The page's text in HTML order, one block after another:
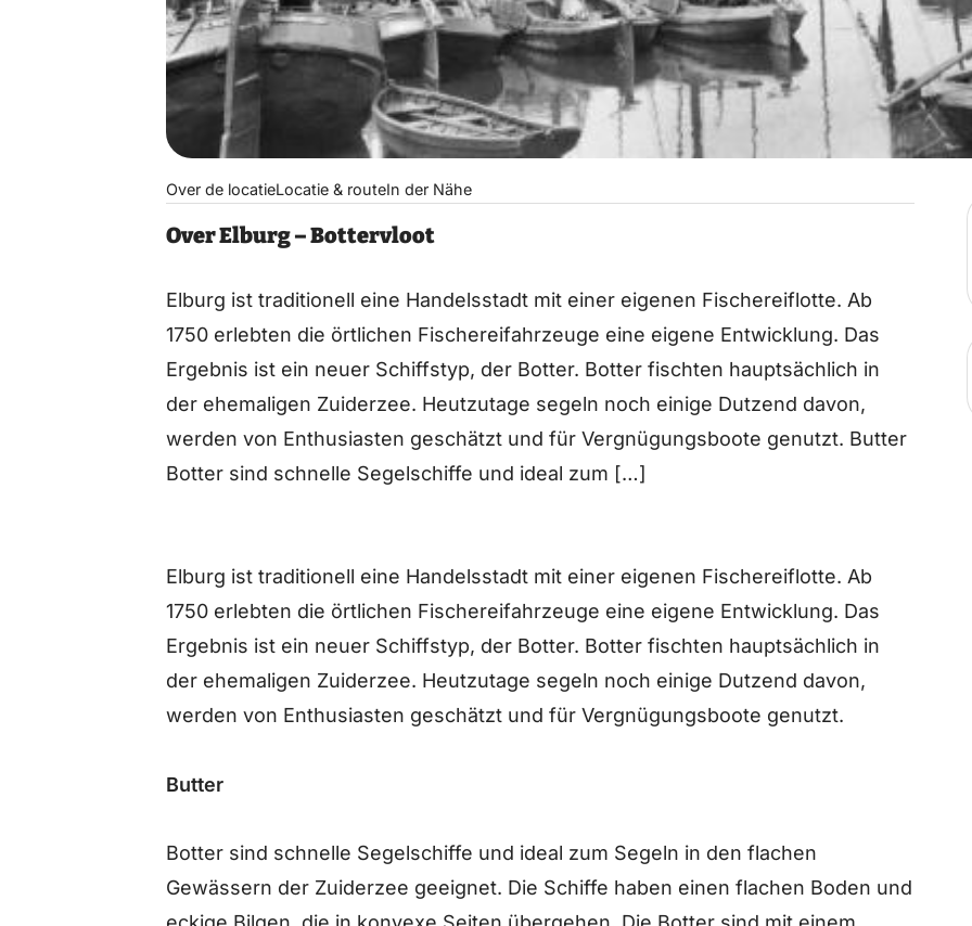
Over de locatieLocatie & routeIn der Nähe
Over Elburg – Bottervloot
Elburg ist traditionell eine Handelsstadt mit einer eigenen Fischereiflotte. Ab
1750 erlebten die örtlichen Fischereifahrzeuge eine eigene Entwicklung. Das
Ergebnis ist ein neuer Schiffstyp, der Botter. Botter fischten hauptsächlich in
der ehemaligen Zuiderzee. Heutzutage segeln noch einige Dutzend davon,
werden von Enthusiasten geschätzt und für Vergnügungsboote genutzt. Butter
Botter sind schnelle Segelschiffe und ideal zum […]
Elburg ist traditionell eine Handelsstadt mit einer eigenen Fischereiflotte. Ab
1750 erlebten die örtlichen Fischereifahrzeuge eine eigene Entwicklung. Das
Ergebnis ist ein neuer Schiffstyp, der Botter. Botter fischten hauptsächlich in
der ehemaligen Zuiderzee. Heutzutage segeln noch einige Dutzend davon,
werden von Enthusiasten geschätzt und für Vergnügungsboote genutzt.
Butter
Botter sind schnelle Segelschiffe und ideal zum Segeln in den flachen
Gewässern der Zuiderzee geeignet. Die Schiffe haben einen flachen Boden und